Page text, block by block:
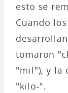
esto se
Cuando
tomaron
"mil"), y la
"kilo-".